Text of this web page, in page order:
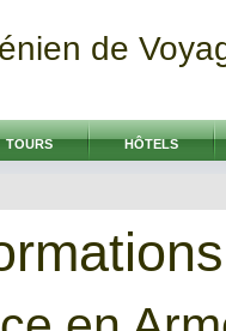
de
TOURS HÔTELS